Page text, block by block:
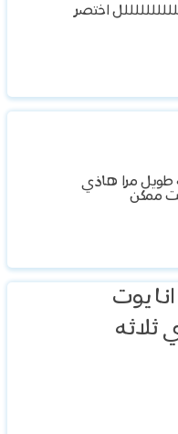
اختصر
طويل مرا هاذي
ممكن
يوت
ثلاثه